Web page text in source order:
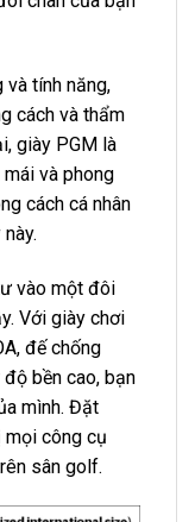
tính năng,
cách và thẩm
giày PGM là
và phong
cách cá nhân
vào một đôi
Với giày chơi
đế chống
bền cao, bạn
mình. Đặt
mọi công cụ
sân golf.